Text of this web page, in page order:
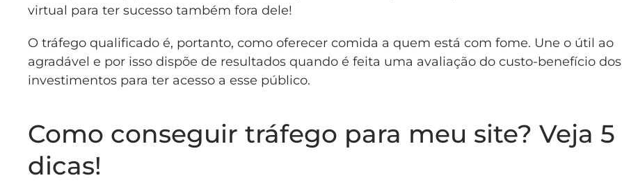
virtual para ter sucesso também fora dele!
O tráfego qualificado é, portanto, como oferecer comida a quem está com fome. Une o útil ao
agradável e por isso dispõe de resultados quando é feita uma avaliação do custo-benefício dos
investimentos para ter acesso a esse público.
Como conseguir tráfego para meu site? Veja 5
dicas!